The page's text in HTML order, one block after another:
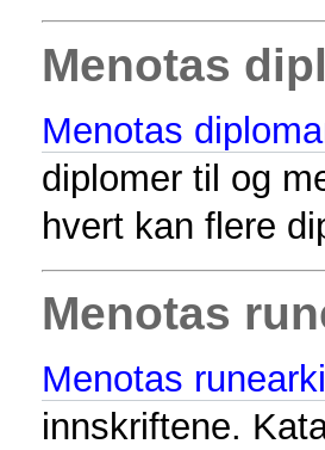
Menotas
Menotas
diplomer til og
hvert kan flere
Menotas
Menotas
innskriftene.